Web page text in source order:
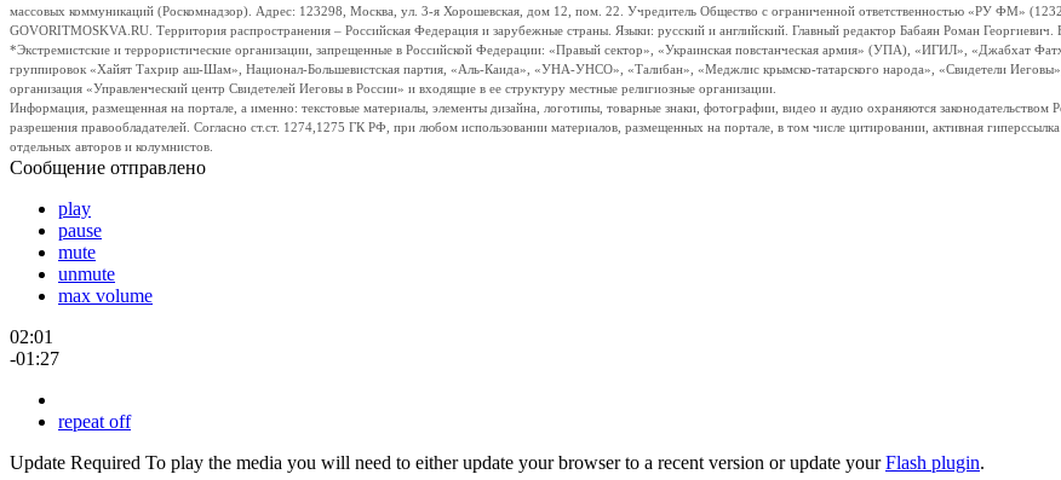
массовых коммуникаций (Роскомнадзор). Адрес: 123298, Москва, ул. 3-я Хорошевская, дом 12, пом. 22. Учредитель Общество с ограниченной ответственностью «РУ ФМ»
GOVORITMOSKVA.RU. Территория распространения – Российская Федерация и зарубежные страны. Языки: русский и английский. Главный редактор Бабаян Роман
*Экстремистские и террористические организации, запрещенные в Российской Федерации: «Правый сектор», «Украинская повстанческая армия» (УПА), «ИГИЛ», «Джабхат
группировок «Хайят Тахрир аш-Шам», Национал-Большевистская партия, «Аль-Каида», «УНА-УНСО», «Талибан», «Меджлис крымско-татарского народа», «Свидетели
организация «Управленческий центр Свидетелей Иеговы в России» и входящие в ее структуру местные религиозные организации.
Информация, размещенная на портале, а именно: текстовые материалы, элементы дизайна, логотипы, товарные знаки, фотографии, видео и аудио охраняются
разрешения правообладателей. Согласно ст.ст. 1274,1275 ГК РФ, при любом использовании материалов, размещенных на портале, в том числе цитировании, активная
отдельных авторов и колумнистов.
Сообщение отправлено
play
pause
mute
unmute
max volume
02:01
-01:27
repeat off
Update Required To play the media you will need to either update your browser to a recent version or update yourFlash plugin.